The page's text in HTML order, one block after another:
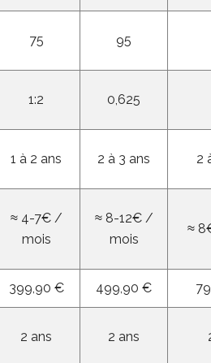
75 95
1:2 0,625
1 à 2 ans 2 à 3 ans 2
≈ 4-7€ /
mois
≈ 8-12€ /
mois
≈
399,90 € 499,90 €
2 ans 2 ans